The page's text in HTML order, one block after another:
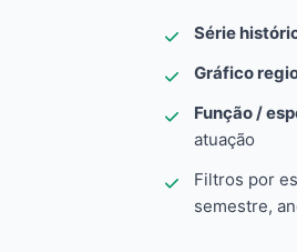
Série
Gráfico
Função /
atuação
Filtros por
semestre,